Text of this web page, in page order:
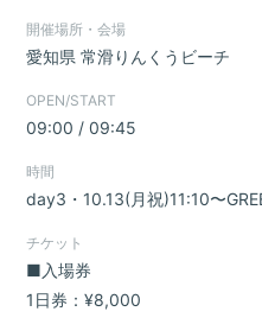
BLOG
PHOTO
会員登録
開催場所・会場
愛知県常滑りんくうビーチ
OPEN/START
09:00 / 09:45
時間
day3・10.13(月祝)11:10〜
チケット
■入場券
1日券：¥8,000